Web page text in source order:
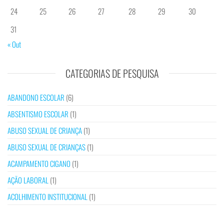
24
25 26 27 28 29
30
31
« Out
CATEGORIAS DE PESQUISA
ABANDONO ESCOLAR (6)
ABSENTISMO ESCOLAR (1)
ABUSO SEXUAL DE CRIANÇA(1)
ABUSO SEXUAL DE CRIANÇAS(1)
ACAMPAMENTO CIGANO (1)
AÇÃO LABORAL (1)
ACOLHIMENTO INSTITUCIONAL (1)